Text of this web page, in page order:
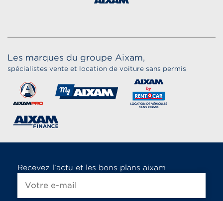
Les marques du groupe Aixam,
spécialistes vente et location de voiture sans permis
Recevez l'actu et les bons plans aixam